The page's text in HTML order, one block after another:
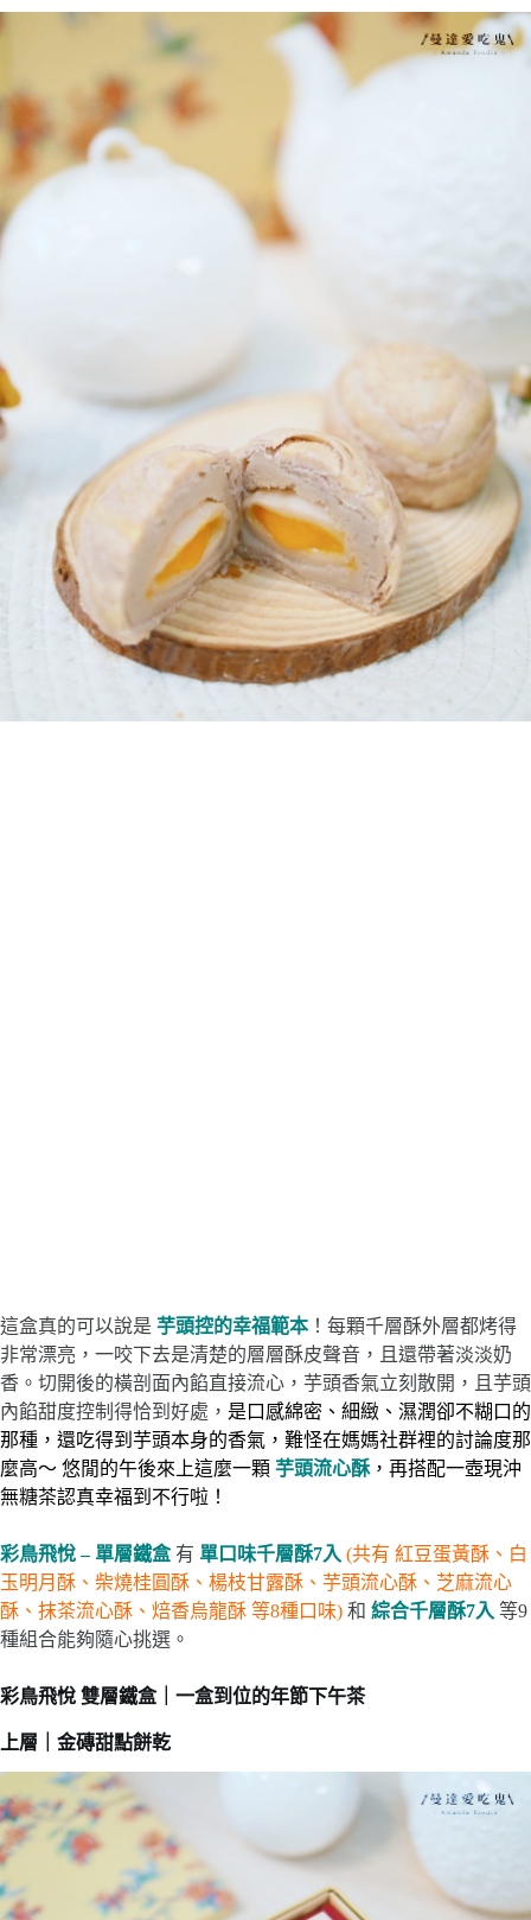
這盒真的可以說是 芋頭控的幸福範本！每顆千層酥外層都烤得
非常漂亮，一咬下去是清楚的層層酥皮聲音，且還帶著淡淡奶
香。切開後的橫剖面內餡直接流心，芋頭香氣立刻散開，且芋頭
內餡甜度控制得恰到好處， 是口感綿密、細緻、濕潤卻不糊口的
那種，還吃得到芋頭本身的香氣，難怪在媽媽社群裡的討論度那
麼高～ 悠閒的午後來上這麼一顆 芋頭流心酥，再搭配一壺現沖
無糖茶認真幸福到不行啦！
彩鳥飛悅 – 單層鐵盒有 單口味千層酥7入 (共有 紅豆蛋黃酥、白
玉明月酥、柴燒桂圓酥、楊枝甘露酥、芋頭流心酥、芝麻流心
酥、抹茶流心酥、焙香烏龍酥 等8種口味) 和 綜合千層酥7入 等9
種組合能夠隨心挑選。
彩鳥飛悅 雙層鐵盒｜一盒到位的年節下午茶
上層｜金磚甜點餅乾